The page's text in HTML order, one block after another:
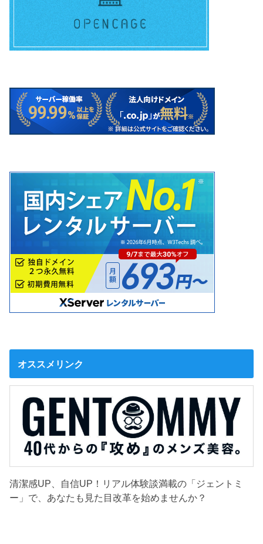
オススメリンク
清潔感UP、自信UP！リアル体験談満載の「ジェントミ
ー」で、あなたも見た目改革を始めませんか？